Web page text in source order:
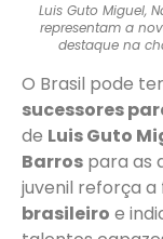
Luis Guto Miguel,
representam a
destaque na
O Brasil pode
sucessores
de Luis Guto
Barros para as
juvenil reforça a
brasileiro e